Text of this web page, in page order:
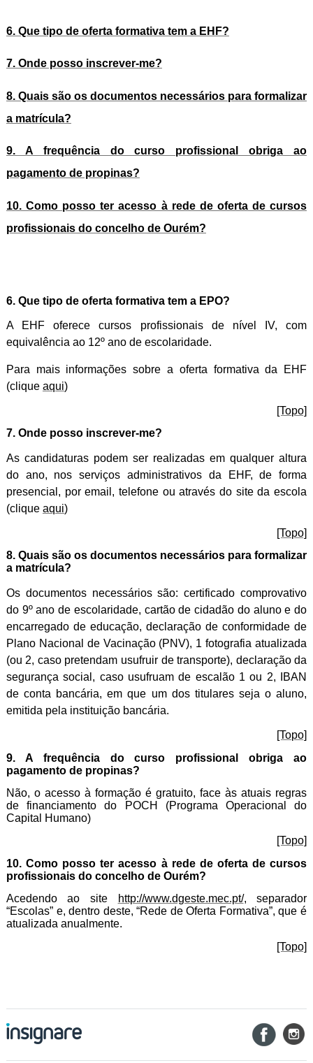
6. Que tipo de oferta formativa tem a EHF?
7. Onde posso inscrever-me?
8. Quais são os documentos necessários para formalizar
a matrícula?
9. A frequência do curso profissional obriga ao
pagamento de propinas?
10. Como posso ter acesso à rede de oferta de cursos
profissionais do concelho de Ourém?
6. Que tipo de oferta formativa tem a EPO?
A EHF oferece cursos profissionais de nível IV, com
equivalência ao 12º ano de escolaridade.
Para mais informações sobre a oferta formativa da EHF
(clique aqui)
[Topo]
7. Onde posso inscrever-me?
As candidaturas podem ser realizadas em qualquer altura
do ano, nos serviços administrativos da EHF, de forma
presencial, poremail , telefone ou através do site da escola
(clique aqui)
[Topo]
8. Quais são os documentos necessários para formalizar
a matrícula?
Os documentos necessários são: certificado comprovativo
do 9º ano de escolaridade, cartão de cidadão do aluno e do
encarregado de educação, declaração de conformidade de
Plano Nacional de Vacinação (PNV), 1 fotografia atualizada
(ou 2, caso pretendam usufruir de transporte), declaração da
segurança social, caso usufruam de escalão 1 ou 2, IBAN
de conta bancária, em que um dos titulares seja o aluno,
emitida pela instituição bancária.
[Topo]
9. A frequência do curso profissional obriga ao
pagamento de propinas?
Não, o acesso à formação é gratuito, face às atuais regras
de financiamento do POCH (Programa Operacional do
Capital Humano)
[Topo]
10. Como posso ter acesso à rede de oferta de cursos
profissionais do concelho de Ourém?
Acedendo ao site http://www.dgeste.mec.pt/, separador
“Escolas” e, dentro deste, “Rede de Oferta Formativa”, que é
atualizada anualmente.
[Topo]